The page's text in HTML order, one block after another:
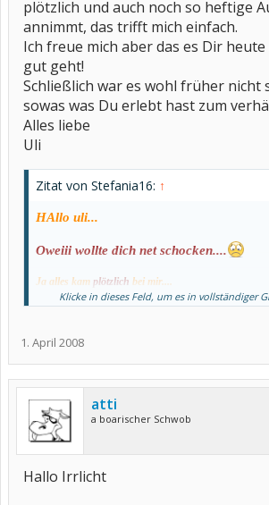
plötzlich und auch noch so heftige
annimmt, das trifft mich einfach.
Ich freue mich aber das es Dir
gut geht!
Schließlich war es wohl früher nicht
sowas was Du erlebt hast zum
Alles liebe
Uli
Zitat von Stefania16: ↑
HAllo uli...
Oweiii wollte dich net schocken....
Ja alles kam plötzlich bei mir....
einfach so von einem zum andern Tag...
Smile,so gern ich auchDr.Housemag,aber in seine
So jetzt bin ich ab ende
aber das geht nach ne weile wieder...
Mache sogar etwas Sport
Aber alles
Step by Step ....
alles langsam und mit vielen
will...bin net eine die gern pausen macht...:o:o:o
kann nicht alles mitmachen....
aber man merkt es schon wen was ist....
die gelenkestreiken
Klicke in dieses Feld, um es in vollständiger
1. April 2008
atti
a boarischer Schwob
Hallo Irrlicht